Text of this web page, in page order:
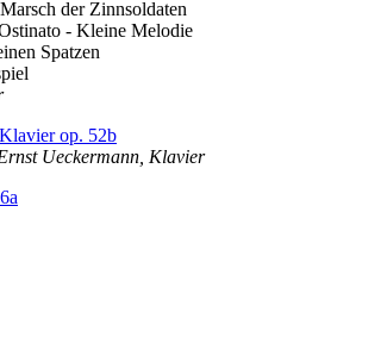
der Zinnsoldaten
- Kleine Melodie
Spatzen
op. 52b
Ueckermann, Klavier